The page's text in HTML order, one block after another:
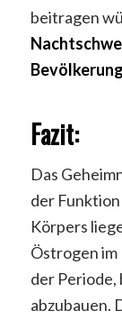
beitragen
Fazit:
Das
der
Körpers
Östrogen im
der Periode,
abzubauen.